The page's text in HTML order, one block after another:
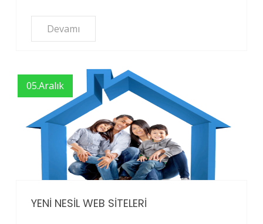
Devamı
05.Aralık
YENİ NESİL WEB SİTELERİ